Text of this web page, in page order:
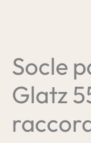
Socle
Glatz